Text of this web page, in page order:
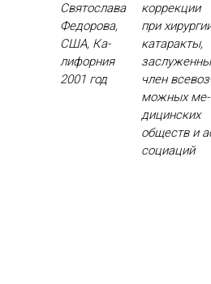
Свя­тос­ла­ва
Фе­доро­ва,
США, Ка­
лифор­ния
2001 год
кор­рекции
при
ка­тарак­ты,
член
можных ме­
дицин­ских
об­ществ и
со­ци­аций